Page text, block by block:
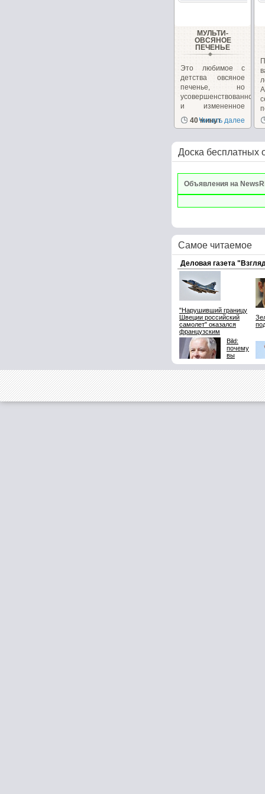
МУЛЬТИ-
ОВСЯНОЕ
ПЕЧЕНЬЕ
Это любимое с
детства овсяное
печенье, но
усовершенствованное
и измененное
для...
40 минут
Читать далее
Доска бесплатных
Объявления на
Самое читаемое